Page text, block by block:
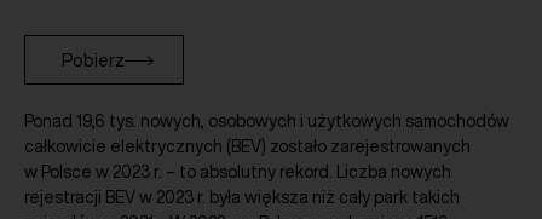
Pobierz
Ponad 19,6 tys. nowych, osobowych i użytkowych samochodów
całkowicie elektrycznych (BEV) zostało zarejestrowanych
w Polsce w 2023 r. – to absolutny rekord. Liczba nowych
rejestracji BEV w 2023 r. była większa niż cały park takich